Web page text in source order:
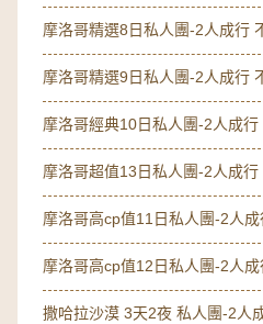
摩洛哥精選8日私人團-2人成行
摩洛哥精選9日私人團-2人成行
摩洛哥經典10日私人團-2人成行
摩洛哥超值13日私人團-2人成行
摩洛哥高cp值11日私人團-2人
摩洛哥高cp值12日私人團-2人
撒哈拉沙漠 3天2夜 私人團-2人